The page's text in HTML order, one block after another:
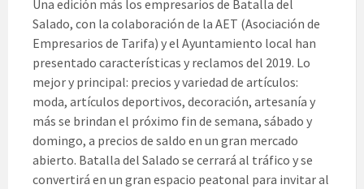
Una edición más los empresarios de Batalla del
Salado, con la colaboración de la AET (Asociación de
Empresarios de Tarifa) y el Ayuntamiento local han
presentado características y reclamos del 2019. Lo
mejor y principal: precios y variedad de artículos:
moda, artículos deportivos, decoración, artesanía y
más se brindan el próximo fin de semana, sábado y
domingo, a precios de saldo en un gran mercado
abierto. Batalla del Salado se cerrará al tráfico y se
convertirá en un gran espacio peatonal para invitar al